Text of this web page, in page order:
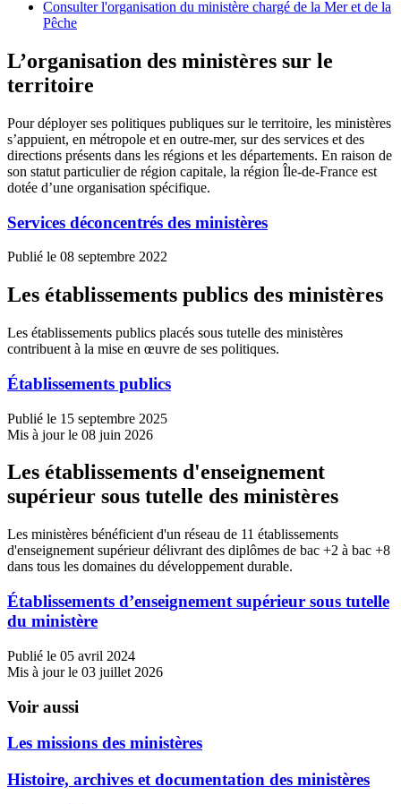
Consulter l'organisation du ministère chargé de la Mer et de la
Pêche
L’organisation des ministères sur le
territoire
Pour déployer ses politiques publiques sur le territoire, les ministères
s’appuient, en métropole et en outre-mer, sur des services et des
directions présents dans les régions et les départements. En raison de
son statut particulier de région capitale, la région Île-de-France est
dotée d’une organisation spécifique.
Services déconcentrés des ministères
Publié le 08 septembre 2022
Les établissements publics des ministères
Les établissements publics placés sous tutelle des ministères
contribuent à la mise en œuvre de ses politiques.
Établissements publics
Publié le 15 septembre 2025
Mis à jour le 08 juin 2026
Les établissements d'enseignement
supérieur sous tutelle des ministères
Les ministères bénéficient d'un réseau de 11 établissements
d'enseignement supérieur délivrant des diplômes de bac +2 à bac +8
dans tous les domaines du développement durable.
Établissements d’enseignement supérieur sous tutelle
du ministère
Publié le 05 avril 2024
Mis à jour le 03 juillet 2026
Voir aussi
Les missions des ministères
Histoire, archives et documentation des ministères